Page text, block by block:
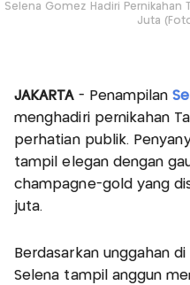
Selena Gomez Hadiri Pernikahan
Juta
JAKARTA - Penampilan
menghadiri pernikahan
perhatian publik.
tampil elegan dengan
champagne-gold yang
juta.
Berdasarkan unggahan
Selena tampil anggun